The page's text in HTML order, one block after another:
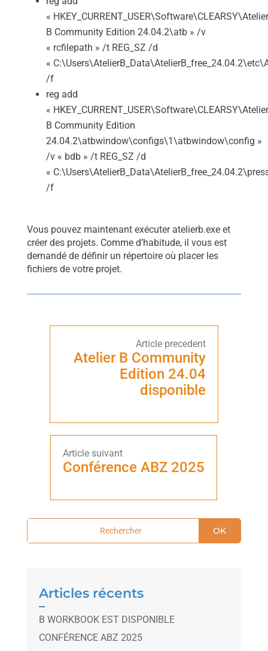
« HKEY_CURRENT_USER\Software\CLEARSY\Atelier
B Community Edition 24.04.2\atb » /v
« rcfilepath » /t REG_SZ /d
«
/f
reg add
« HKEY_CURRENT_USER\Software\CLEARSY\Atelier
B Community Edition
24.04.2\atbwindow\configs\1\atbwindow\config »
/v « bdb » /t REG_SZ /d
«
/f
Vous pouvez maintenant exécuter atelierb.exe et
créer des projets. Comme d’habitude, il vous est
demandé de définir un répertoire où placer les
fichiers de votre projet.
Atelier B Community
Edition 24.04
disponible
Conférence ABZ 2025
OK
Articles récents
B WORKBOOK EST DISPONIBLE
CONFÉRENCE ABZ 2025